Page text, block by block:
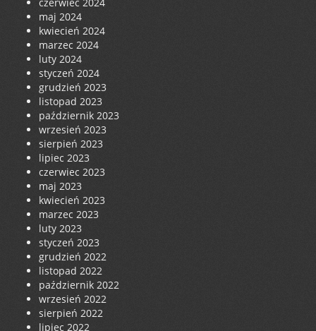
maj 2024
kwiecień 2024
marzec 2024
luty 2024
styczeń 2024
grudzień 2023
listopad 2023
październik 2023
wrzesień 2023
sierpień 2023
lipiec 2023
czerwiec 2023
maj 2023
kwiecień 2023
marzec 2023
luty 2023
styczeń 2023
grudzień 2022
listopad 2022
październik 2022
wrzesień 2022
sierpień 2022
lipiec 2022